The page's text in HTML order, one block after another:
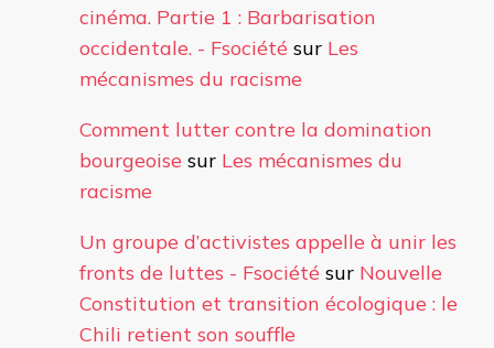
cinéma. Partie 1 : Barbarisation
occidentale. - Fsociété sur Les
mécanismes du racisme
Comment lutter contre la domination
bourgeoise sur Les mécanismes du
racisme
Un groupe d’activistes appelle à unir les
fronts de luttes - Fsociété sur Nouvelle
Constitution et transition écologique : le
Chili retient son souffle